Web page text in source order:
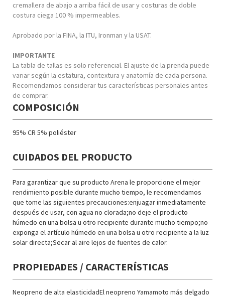
cremallera de abajo a arriba fácil de usar y costuras de doble
costura ciega 100 % impermeables.
Aprobado por la FINA, la ITU, Ironman y la USAT.
IMPORTANTE
La tabla de tallas es solo referencial. El ajuste de la prenda puede
variar según la estatura, contextura y anatomía de cada persona.
Recomendamos considerar tus características personales antes
de comprar.
COMPOSICIÓN
95% CR 5% poliéster
CUIDADOS DEL PRODUCTO
Para garantizar que su producto Arena le proporcione el mejor
rendimiento posible durante mucho tiempo, le recomendamos
que tome las siguientes precauciones:enjuagar inmediatamente
después de usar, con agua no clorada;no deje el producto
húmedo en una bolsa u otro recipiente durante mucho tiempo;no
exponga el artículo húmedo en una bolsa u otro recipiente a la luz
solar directa;Secar al aire lejos de fuentes de calor.
PROPIEDADES / CARACTERÍSTICAS
Neopreno de alta elasticidadEl neopreno Yamamoto más delgado